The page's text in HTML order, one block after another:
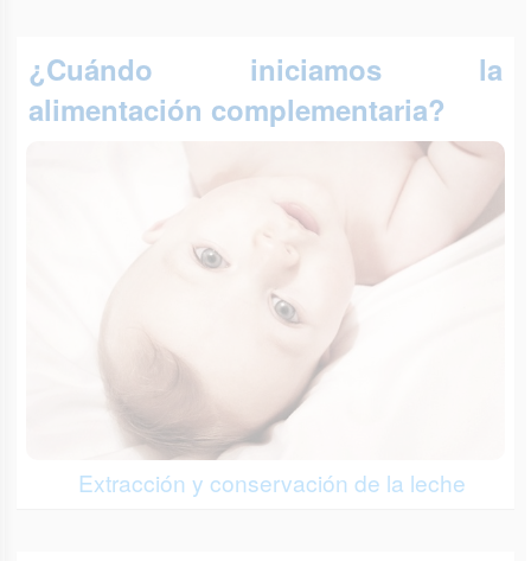
¿Cuándo iniciamos la
alimentación complementaria?
Extracción y conservación de la leche